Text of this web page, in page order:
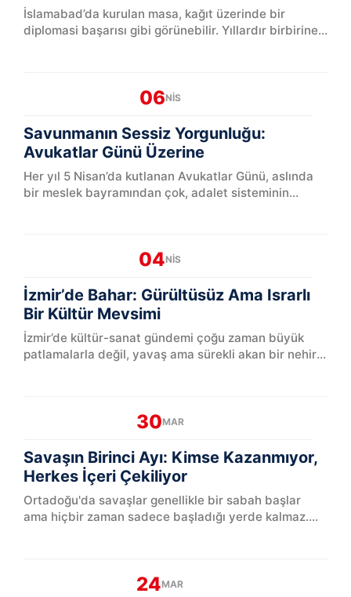
İslamabad’da kurulan masa, kağıt üzerinde bir
diplomasi başarısı gibi görünebilir. Yıllardır birbirine
06NIS
Savunmanın Sessiz Yorgunluğu:
Avukatlar Günü Üzerine
Her yıl 5 Nisan’da kutlanan Avukatlar Günü, aslında
bir meslek bayramından çok, adalet sisteminin
04NIS
İzmir’de Bahar: Gürültüsüz Ama Israrlı
Bir Kültür Mevsimi
İzmir’de kültür-sanat gündemi çoğu zaman büyük
patlamalarla değil, yavaş ama sürekli akan bir nehir
30MAR
Savaşın Birinci Ayı: Kimse Kazanmıyor,
Herkes İçeri Çekiliyor
Ortadoğu'da savaşlar genellikle bir sabah başlar
ama hiçbir zaman sadece başladığı yerde kalmaz.
24MAR